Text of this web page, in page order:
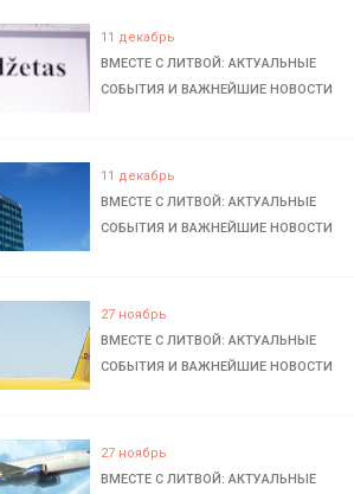
11 декабрь
ВМЕСТЕ С ЛИТВОЙ: АКТУАЛЬНЫЕ
СОБЫТИЯ И ВАЖНЕЙШИЕ НОВОСТИ
11 декабрь
ВМЕСТЕ С ЛИТВОЙ: АКТУАЛЬНЫЕ
СОБЫТИЯ И ВАЖНЕЙШИЕ НОВОСТИ
27 ноябрь
ВМЕСТЕ С ЛИТВОЙ: АКТУАЛЬНЫЕ
СОБЫТИЯ И ВАЖНЕЙШИЕ НОВОСТИ
27 ноябрь
ВМЕСТЕ С ЛИТВОЙ: АКТУАЛЬНЫЕ